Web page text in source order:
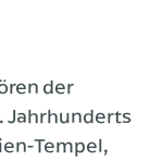
der
Jahrhunderts
Tempel,